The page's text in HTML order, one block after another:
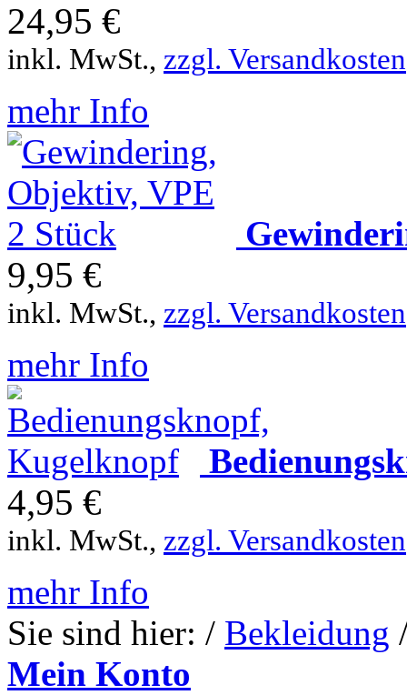
24,95 €
inkl. MwSt., zzgl. Versandkosten
mehr Info
9,95 €
inkl. MwSt., zzgl. Versandkosten
mehr Info
4,95 €
inkl. MwSt., zzgl. Versandkosten
mehr Info
Sie sind hier: / Bekleidung
Mein Konto